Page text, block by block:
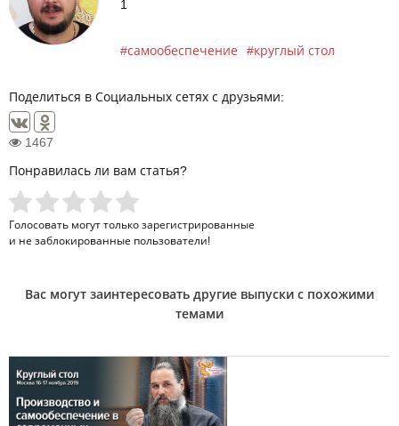
1
самообеспечение круглый стол
Поделиться в Социальных сетях с друзьями:
1467
Понравилась ли вам статья?
Голосовать могут только зарегистрированные
и не заблокированные пользователи!
Вас могут заинтересовать другие выпуски с похожими
темами